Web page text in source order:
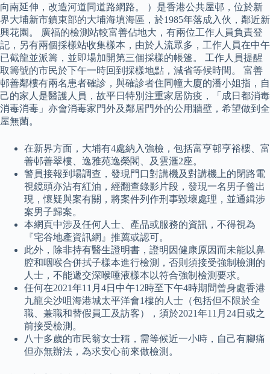
向南延伸，改造河道同道路網路。 ）是香港公共屋邨，位於新
界大埔新市鎮東部的大埔海填海區，於1985年落成入伙，鄰近新
興花園。 廣福的檢測站較富善佔地大，有兩位工作人員負責登
記，另有兩個採樣站收集樣本，由於人流眾多，工作人員在中午
已截龍並派籌，並即場加開第三個採樣的帳篷。 工作人員提醒
取籌號的市民於下午一時回到採樣地點，減省等候時間。 富善
邨善鄰樓有兩名患者確診，與確診者住同幢大廈的潘小姐指，自
己的家人是醫護人員，故平日特別注重家居防疫，「成日都消毒
消毒消毒」亦會消毒家門外及鄰居門外的公用牆壁，希望做到全
屋無菌。
在新界方面，大埔有4處納入強檢，包括富亨邨亨裕樓、富
善邨善翠樓、逸雅苑逸榮閣、及雲滙2座。
警員接報到場調查，發現門口對講機及對講機上的閉路電
視鏡頭亦沾有紅油，經翻查錄影片段，發現一名男子曾出
現，懷疑與案有關，將案件列作刑事毀壞處理，並通緝涉
案男子歸案。
本網頁中涉及任何人士、產品或服務的資訊，不得視為
『宅谷地產資訊網』推薦或認可。
此外，除非持有醫生證明書，證明因健康原因而未能以鼻
腔和咽喉合併拭子樣本進行檢測，否則須接受強制檢測的
人士，不能遞交深喉唾液樣本以符合強制檢測要求。
任何在2021年11月4日中午12時至下午4時期間曾身處香港
九龍尖沙咀海港城太平洋會1樓的人士（包括但不限於全
職、兼職和替假員工及訪客），須於2021年11月24日或之
前接受檢測。
八十多歲的市民翁女士稱，需等候近一小時，自己有腳痛
但亦無辦法，為求安心前來做檢測。